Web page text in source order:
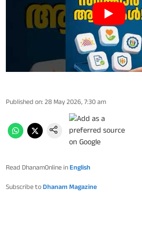
Published on: 28 May 2026, 7:30 am
Read DhanamOnline in English
Subscribe to Dhanam Magazine